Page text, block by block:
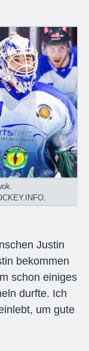
Justin
bekommen
schon einiges
durfte. Ich
um gute